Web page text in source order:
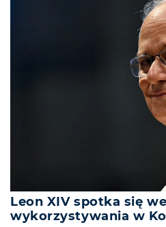
Leon XIV spotka się
wykorzystywania w